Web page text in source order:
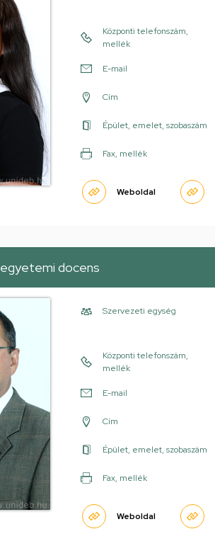
Központi telefonszám,
mellék
E-mail
Cím
Épület, emelet, szobaszám
Fax, mellék
Weboldal
egyetemi docens
Szervezeti egység
Központi telefonszám,
mellék
E-mail
Cím
Épület, emelet, szobaszám
Fax, mellék
Weboldal